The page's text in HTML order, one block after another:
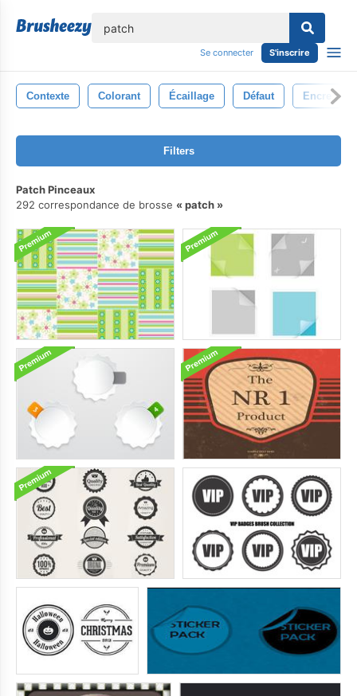
Se connecter S'inscrire
Contexte Colorant Écaillage Défaut Encre
Filters
Patch Pinceaux
292 correspondance de brosse
patch